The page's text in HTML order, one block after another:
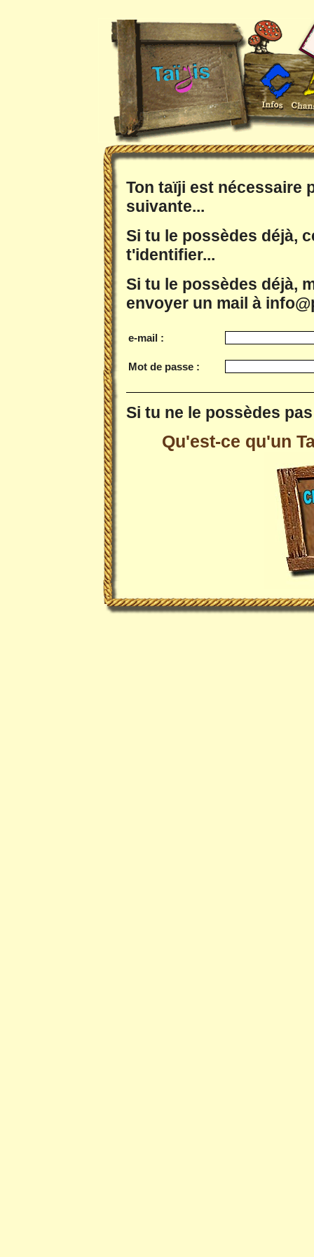
Ton taïji est nécessaire
suivante...
Si tu le possèdes déjà,
t'identifier...
Si tu le possèdes déjà,
envoyer un mail à
e-mail :
Mot de passe :
Si tu ne le possèdes
Qu'est-ce qu'un